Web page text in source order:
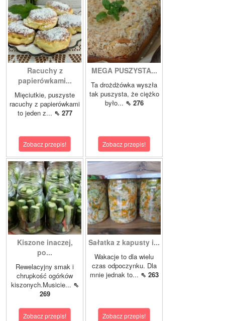
Racuchy z
papierówkami...
Mięciutkie, puszyste
racuchy z papierówkami
to jeden z... ⇖ 277
Zobacz przepis!
MEGA PUSZYSTA...
Ta drożdżówka wyszła
tak puszysta, że ciężko
było... ⇖ 276
Zobacz przepis!
Kiszone inaczej,
po...
Rewelacyjny smak i
chrupkość ogórków
kiszonych.Musicie... ⇖
269
Zobacz przepis!
Sałatka z kapusty i...
Wakacje to dla wielu
czas odpoczynku. Dla
mnie jednak to... ⇖ 263
Zobacz przepis!